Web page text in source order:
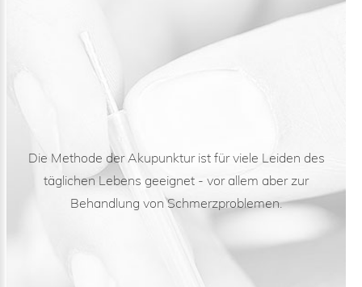
Die Methode der Akupunktur ist für viele Leiden des
täglichen Lebens geeignet - vor allem aber zur
Behandlung von Schmerzproblemen.